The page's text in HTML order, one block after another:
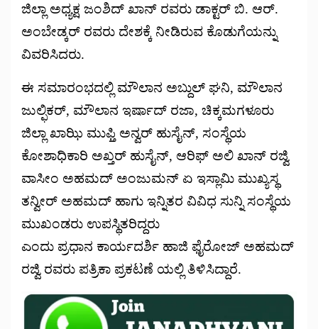
ಜಿಲ್ಲಾ ಅಧ್ಯಕ್ಷ ಜಂಶಿದ್ ಖಾನ್ ರವರು ಡಾಕ್ಟರ್ ಬಿ. ಆರ್.
ಅಂಬೇಡ್ಕರ್ ರವರು ದೇಶಕ್ಕೆ ನೀಡಿರುವ ಕೊಡುಗೆಯನ್ನು
ವಿವರಿಸಿದರು.
ಈ ಸಮಾರಂಭದಲ್ಲಿ ಮೌಲಾನ ಅಬ್ದುಲ್ ಘನಿ, ಮೌಲಾನ
ಜುಲ್ಫಿಕರ್, ಮೌಲಾನ ಇರ್ಷಾದ್ ರಜಾ, ಚಿಕ್ಕಮಗಳೂರು
ಜಿಲ್ಲಾ ಖಾಝಿ ಮುಫ್ತಿ ಅನ್ವರ್ ಹುಸೈನ್, ಸಂಸ್ಥೆಯ
ಕೋಶಾಧಿಕಾರಿ ಅಖ್ತರ್ ಹುಸೈನ್, ಆರಿಫ್ ಅಲಿ ಖಾನ್ ರಜ್ವಿ
ವಾಸೀಂ ಅಹಮದ್ ಅಂಜುಮನ್ ಏ ಇಸ್ಲಾಮಿ ಮುಖ್ಯಸ್ಥ
ತನ್ವೀರ್ ಅಹಮದ್ ಹಾಗು ಇನ್ನಿತರ ವಿವಿಧ ಸುನ್ನಿ ಸಂಸ್ಥೆಯ
ಮುಖಂಡರು ಉಪಸ್ಥಿತರಿದ್ದರು
ಎಂದು ಪ್ರಧಾನ ಕಾರ್ಯದರ್ಶಿ ಹಾಜಿ ಫೈರೋಜ್ ಅಹಮದ್
ರಜ್ವಿ ರವರು ಪತ್ರಿಕಾ ಪ್ರಕಟಣೆ ಯಲ್ಲಿ ತಿಳಿಸಿದ್ದಾರೆ.